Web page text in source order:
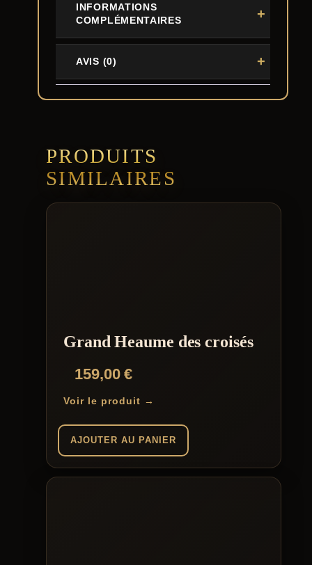
INFORMATIONS
COMPLÉMENTAIRES
AVIS (0)
PRODUITS
SIMILAIRES
Grand Heaume des croisés
159,00€
Voir le produit →
AJOUTER AU PANIER